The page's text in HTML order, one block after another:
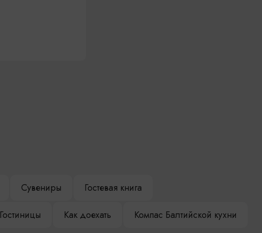
Сувениры Гостевая книга
Гостиницы Как доехать Компас Балтийской кухни